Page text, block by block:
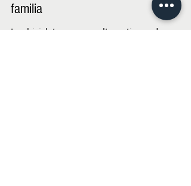
familia
Las bicicleta son una alternativa cada vez